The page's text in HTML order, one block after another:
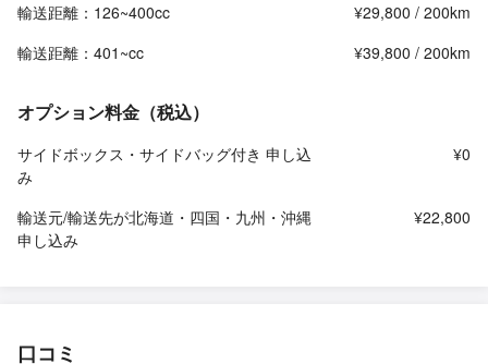
輸送距離：126~400cc
¥29,800 / 200km
輸送距離：401~cc
¥39,800 / 200km
オプション料金（税込）
サイドボックス・サイドバッグ付き 申し込
み
¥0
輸送元/輸送先が北海道・四国・九州・沖縄
申し込み
¥22,800
口コミ